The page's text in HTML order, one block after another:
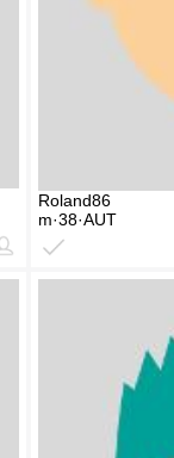
Roland86
m·38·AUT